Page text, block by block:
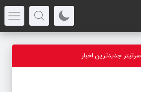
سرتیتر جدیدترین اخبار